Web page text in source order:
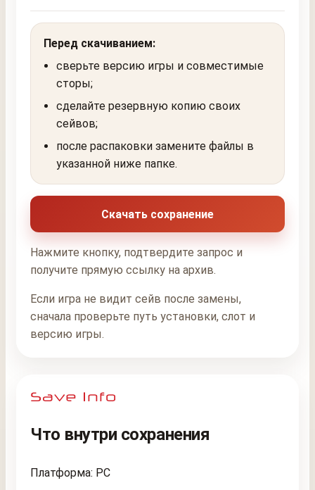
Перед скачиванием:
сверьте версию игры и совместимые
сторы;
сделайте резервную копию своих
сейвов;
после распаковки замените файлы в
указанной ниже папке.
Скачать сохранение
Нажмите кнопку, подтвердите запрос и
получите прямую ссылку на архив.
Если игра не видит сейв после замены,
сначала проверьте путь установки, слот и
версию игры.
Что внутри сохранения
Платформа: PC